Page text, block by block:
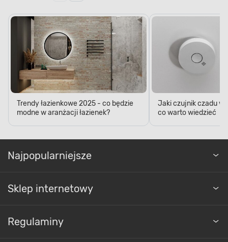
Trendy łazienkowe 2025 - co będzie
modne w aranżacji łazienek?
Jaki czujnik czadu
co warto wiedzieć
Najpopularniejsze
Sklep internetowy
Regulaminy